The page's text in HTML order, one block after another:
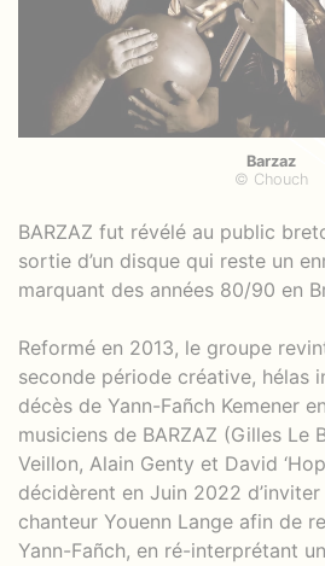
Barzaz
© Chouch
BARZAZ fut révélé au public
sortie d’un disque qui reste un
marquant des années 80/90 en
Reformé en 2013, le groupe
seconde période créative, hélas
décès de Yann-Fañch Kemener
musiciens de BARZAZ (Gilles Le
Veillon, Alain Genty et David
décidèrent en Juin 2022
chanteur Youenn Lange afin de
Yann-Fañch, en ré-interprétant